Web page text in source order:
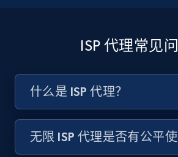
ISP 代理常见
什么是 ISP 代理？
无限 ISP 代理是否有公平使